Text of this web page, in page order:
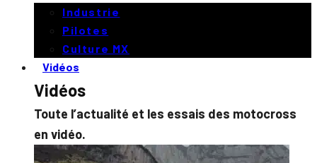
Industrie
Pilotes
Culture MX
Vidéos
Vidéos
Toute l’actualité et les essais des motocross
en vidéo.